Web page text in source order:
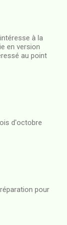
à la
en version
au point
d'octobre
pour